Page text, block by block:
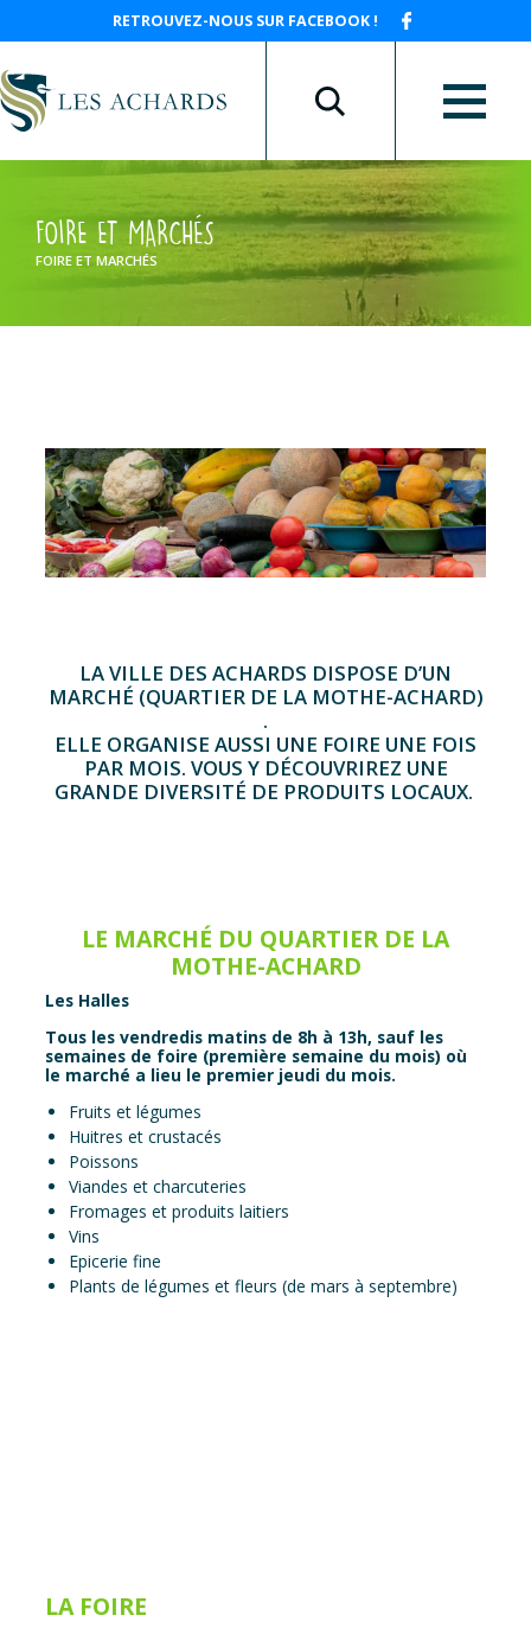
RETROUVEZ-NOUS SUR FACEBOOK !
FOIRE ET MARCHÉS
FOIRE ET MARCHÉS
LA VILLE DES ACHARDS DISPOSE D’UN
MARCHÉ (QUARTIER DE LA MOTHE-ACHARD)
.
ELLE ORGANISE AUSSI UNE FOIRE UNE FOIS
PAR MOIS. VOUS Y DÉCOUVRIREZ UNE
GRANDE DIVERSITÉ DE PRODUITS LOCAUX.
LE MARCHÉ DU QUARTIER DE LA
MOTHE-ACHARD
Les Halles
Tous les vendredis matins de 8h à 13h, sauf les
semaines de foire (première semaine du mois) où
le marché a lieu le premier jeudi du mois.
Fruits et légumes
Huitres et crustacés
Poissons
Viandes et charcuteries
Fromages et produits laitiers
Vins
Epicerie fine
Plants de légumes et fleurs (de mars à septembre)
LA FOIRE